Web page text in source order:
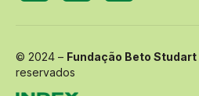
© 2024 – Fundação Beto Studart
reservados